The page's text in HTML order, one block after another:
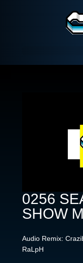
0256
SHOW
Audio Remix:
RaLpH